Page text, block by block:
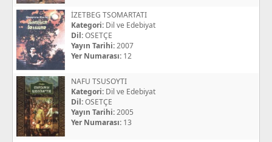
İZETBEG TSOMARTATI
Kategori: Dil ve Edebiyat
Dil:OSETÇE
Yayın Tarihi:2007
Yer Numarası: 12
NAFU TSUSOYTI
Kategori: Dil ve Edebiyat
Dil:OSETÇE
Yayın Tarihi:2005
Yer Numarası: 13